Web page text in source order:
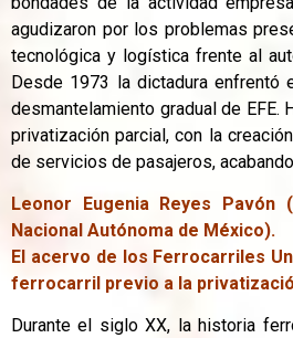
agudizaron por los problemas
tecnológica y logística frente al
Desde 1973 la dictadura enfrentó
desmantelamiento gradual de
privatización parcial, con la
de servicios de pasajeros,
Leonor Eugenia Reyes
Nacional Autónoma de México).
El acervo de los Ferrocarriles
ferrocarril previo a la
Durante el siglo XX, la historia